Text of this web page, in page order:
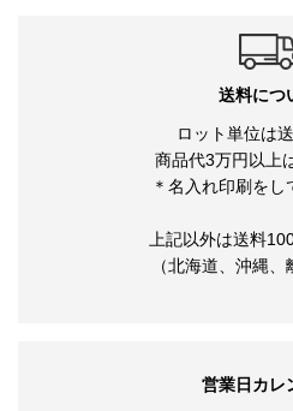
送料につ
ロット単位は
商品代3万円以上
＊名入れ印刷をし
上記以外は送料
（北海道、沖縄、
営業日カレ